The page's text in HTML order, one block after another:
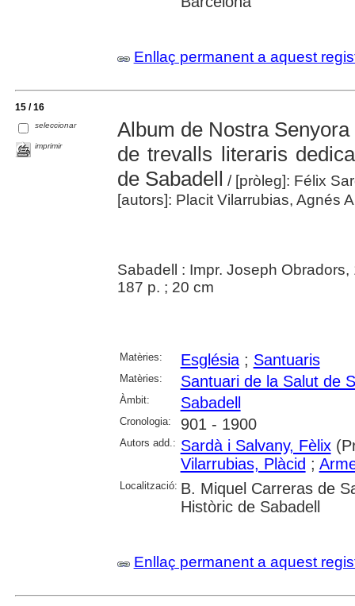
Enllaç permanent a aquest
15 / 16
seleccionar
imprimir
Album de Nostra
de trevalls literaris
de Sabadell / [pròleg]: Félix
[autors]: Placit Vilarrubias, Agnés
Sabadell : Impr. Joseph Obradors,
187 p. ; 20 cm
Matèries: Església; Santuaris
Matèries: Santuari de la Salut de
Àmbit: Sabadell
Cronologia: 901 - 1900
Autors add.: Sardà i Salvany, Fèlix
Vilarrubias, Plàcid ;
Localització: B. Miquel Carreras de
Històric de Sabadell
Enllaç permanent a aquest